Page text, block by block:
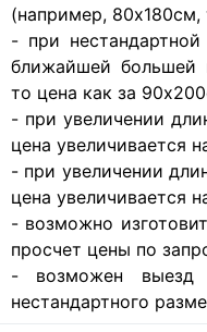
(например, 80х180см,
- при
ближайшей большей
то цена как за
- при увеличении
цена
- при увеличении
цена увеличивается
- возможно
просчет цены по
- возможен выезд
нестандартного